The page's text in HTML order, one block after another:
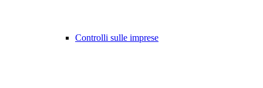
Controlli sulle imprese